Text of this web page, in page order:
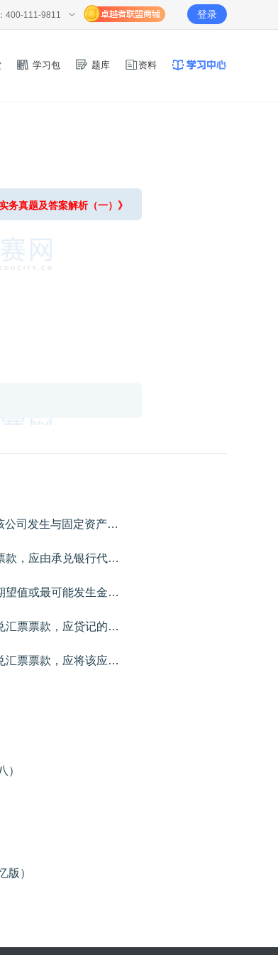
400-111-9811 登录
学习包 题库 资料
务真题及答案解析（一）》
甲公司为增值税─般纳税人，2021年度该公司发生与固定资产相关业务如下：（1）1月8日，购入一台需要安装的M设备，取得的增值税专用发票上注明的价款为500000元，增值税税额为65000元，另支付安装费取得的增值税专用发票上注明的价款为40000元，增值税税额为3600元，全部款项以银行存款支付。该设备预计可使用5年，预计净残值为30000元，采用年限平均法计提折旧。1月10日M设备达到预定可使用状态并交付生产车间使用。（2）6月30日，委托外单位对本公司设备进行日常维护修理，其中行政管理部门设备的修理费为30000元，销售部门设备修理费为10000元，取得的增值税专用发票上注明的价款为40000元，增值税税额为5200元，全部款项以银行存款支付。（3）12月5日，报废一台N设备，该设备原值为800000元，已计提折旧760000元，未发生资产减值损失。设备报废取得变价收入20000元，开具的增值税专用发票上注明的增值税税额为2600元，报废过程中发生清理费用6000元，全部款项均已通过银行办理结算。（4）12月31日，对固定资产进行减值测试，发现2021年1月购入的M设备存在减值迹象，其可收回金额为440000元。要求：根据上述资料，不考虑其他因素，分析回答下列小题。1、根据资料（1），下列各项中，甲公司购入M设备的入账价值是（）元。2、根据资料（1），下列各项中，甲公司购入M设备计提折旧的表述正确的是（）。3、根据资料（2），下列各项中，甲公司支付设备修理费的会计处理正确的是（）。4、根据资料（3），下列各项中，甲公司报废N设备会计处理正确的是（）。5、根据资料（1）和（4），下列各项中，12月31日关于M设备期末计量和报表填列正确的是（）。
应付银行承兑汇票到期，企业无力支付票款，应由承兑银行代为支付并作为付款企业的贷款处理。（）
若合同中存在可变对价，企业应当按照期望值或最可能发生金额确定可变对价的最佳估计数。（）
下列各项中，企业无力支付到期银行承兑汇票票款，应贷记的会计科目是（）。
下列各项中，企业无力支付到期商业承兑汇票票款，应将该应付票据的账面余额转入的会计科目是（ ）。
）
版）